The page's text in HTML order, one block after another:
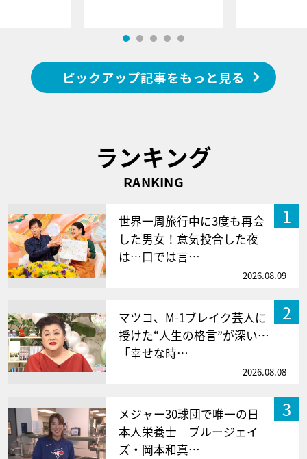
ピックアップ記事をもっと見る
ランキング
RANKING
1
世界一周旅行中に3度も再会
した男女！意気投合した夜
は…口では言…
2026.08.09
2
マツコ、M-1ブレイク芸人に
授けた“人生の格言”が深い…
「幸せな時…
2026.08.08
3
メジャー30球団で唯一の日
本人栄養士 ブルージェイ
ズ・岡本和真…